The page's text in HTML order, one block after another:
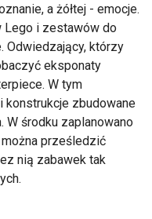
a żółtej - emocje.
Lego i zestawów do
Odwiedzający, którzy
eksponaty
W tym
zbudowane
W środku zaplanowano
prześledzić
nią zabawek tak